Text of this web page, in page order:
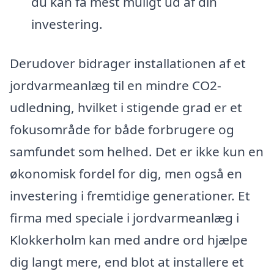
investering.
Derudover bidrager installationen af et
jordvarmeanlæg til en mindre CO2-
udledning, hvilket i stigende grad er et
fokusområde for både forbrugere og
samfundet som helhed. Det er ikke kun en
økonomisk fordel for dig, men også en
investering i fremtidige generationer. Et
firma med speciale i jordvarmeanlæg i
Klokkerholm kan med andre ord hjælpe
dig langt mere, end blot at installere et